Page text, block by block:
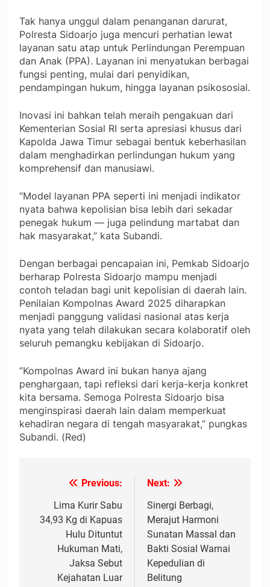
Tak hanya unggul dalam penanganan darurat,
Polresta Sidoarjo juga mencuri perhatian lewat
layanan satu atap untuk Perlindungan Perempuan
dan Anak (PPA). Layanan ini menyatukan berbagai
fungsi penting, mulai dari penyidikan,
pendampingan hukum, hingga layanan psikososial.
Inovasi ini bahkan telah meraih pengakuan dari
Kementerian Sosial RI serta apresiasi khusus dari
Kapolda Jawa Timur sebagai bentuk keberhasilan
dalam menghadirkan perlindungan hukum yang
komprehensif dan manusiawi.
“Model layanan PPA seperti ini menjadi indikator
nyata bahwa kepolisian bisa lebih dari sekadar
penegak hukum — juga pelindung martabat dan
hak masyarakat,” kata Subandi.
Dengan berbagai pencapaian ini, Pemkab Sidoarjo
berharap Polresta Sidoarjo mampu menjadi
contoh teladan bagi unit kepolisian di daerah lain.
Penilaian Kompolnas Award 2025 diharapkan
menjadi panggung validasi nasional atas kerja
nyata yang telah dilakukan secara kolaboratif oleh
seluruh pemangku kebijakan di Sidoarjo.
“Kompolnas Award ini bukan hanya ajang
penghargaan, tapi refleksi dari kerja-kerja konkret
kita bersama. Semoga Polresta Sidoarjo bisa
menginspirasi daerah lain dalam memperkuat
kehadiran negara di tengah masyarakat,” pungkas
Subandi. (Red)
Navigasi
pos
Previous:
Lima Kurir Sabu
34,93 Kg di Kapuas
Hulu Dituntut
Hukuman Mati,
Jaksa Sebut
Kejahatan Luar
Next:
Sinergi Berbagi,
Merajut Harmoni
Sunatan Massal dan
Bakti Sosial Warnai
Kepedulian di
Belitung